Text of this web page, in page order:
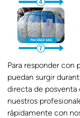
Para responder con
puedan surgir
directa de posventa
nuestros
rápidamente con